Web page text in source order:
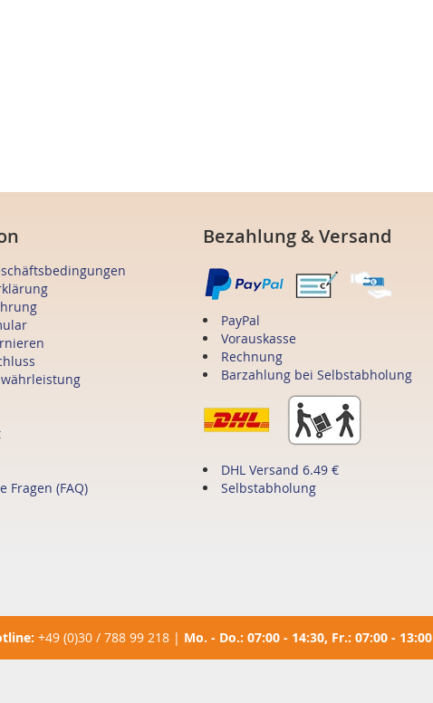
Fragen (FAQ)
Bezahlung & Versand
PayPal
Vorauskasse
Rechnung
Barzahlung bei Selbstabholung
DHL Versand 6.49 €
Selbstabholung
+49 (0)30 / 788 99 218 | Mo. - Do.: 07:00 - 14:30, Fr.: 07:00 - 13:00